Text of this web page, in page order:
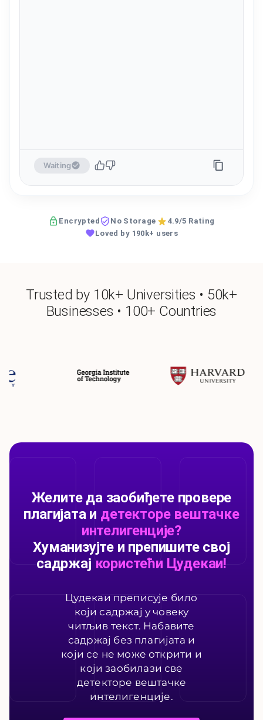
Waiting
Encrypted No Storage
4.9/5 Rating
Loved by 190k+ users
Trusted by 10k+ Universities • 50k+
Businesses • 100+ Countries
Желите да заобиђете провере
плагијата и детекторе вештачке
интелигенције?
Хуманизујте и препишите свој
садржај користећи Цудекаи!
Цудекаи преписује било
који садржај у човеку
читљив текст. Набавите
садржај без плагијата и
који се не може открити и
који заобилази све
детекторе вештачке
интелигенције.